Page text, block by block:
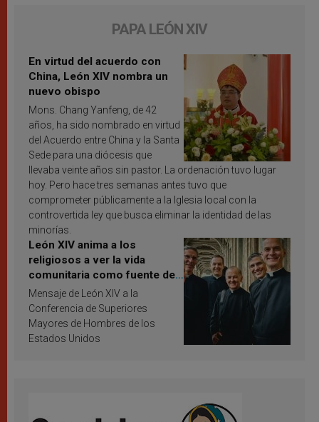
PAPA LEÓN XIV
En virtud del acuerdo con
China, León XIV nombra un
nuevo obispo
Mons. Chang Yanfeng, de 42
años, ha sido nombrado en virtud
del Acuerdo entre China y la Santa
Sede para una diócesis que
llevaba veinte años sin pastor. La ordenación tuvo lugar
hoy. Pero hace tres semanas antes tuvo que
comprometer públicamente a la Iglesia local con la
controvertida ley que busca eliminar la identidad de las
minorías.
León XIV anima a los
religiosos a ver la vida
comunitaria como fuente de
inspiración y santificación
Mensaje de León XIV a la
Conferencia de Superiores
Mayores de Hombres de los
Estados Unidos